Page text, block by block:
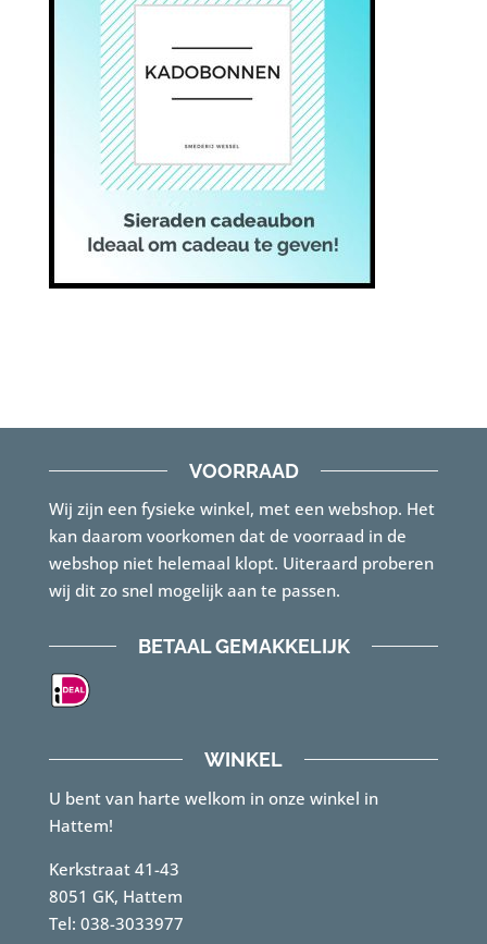
VOORRAAD
Wij zijn een fysieke winkel, met een webshop. Het
kan daarom voorkomen dat de voorraad in de
webshop niet helemaal klopt. Uiteraard proberen
wij dit zo snel mogelijk aan te passen.
BETAAL GEMAKKELIJK
WINKEL
U bent van harte welkom in onze winkel in
Hattem!
Kerkstraat 41-43
8051 GK, Hattem
Tel: 038-3033977